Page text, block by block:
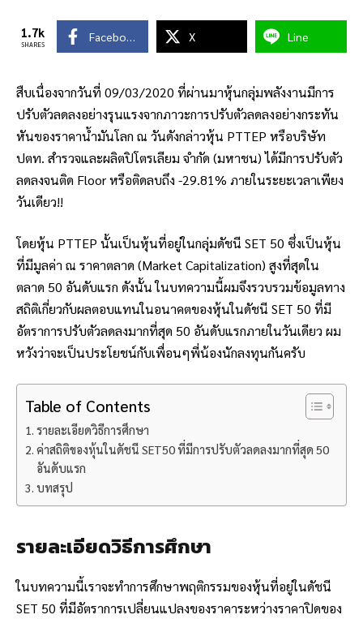
1.7k
SHARES
Facebook X Line
สืบเนื่องจากวันที่ 09/03/2020 ที่ผ่านมาหุ้นกลุ่มพลังงานมีการ
ปรับตัวลดลงอย่างรุนแรงจากภาวะการปรับตัวลดลงอย่างกระทัน
หันของราคาน้ำมันโลก ณ วันดังกล่าวหุ้น PTTEP หรือบริษัท
ปตท. สำรวจและผลิตปิโตรเลียม จำกัด (มหาชน) ได้มีการปรับตัว
ลดลงจนติด Floor หรือติดลบถึง -29.81% ภายในระยะเวลาเพียง
วันเดียว!!
โดยหุ้น PTTEP นั้นเป็นหุ้นที่อยู่ในกลุ่มดัชนี SET 50 ซึ่งเป็นหุ้น
ที่มีมูลค่า ณ ราคาตลาด (Market Capitalization) สูงที่สุดใน
ตลาด 50 อันดับแรก ดังนั้น ในบทความนี้ผมจึงรวบรวมข้อมูลทาง
สถิติเกี่ยวกับผลตอบแทนในอนาคตของหุ้นในดัชนี SET 50 ที่มี
อัตราการปรับตัวลดลงมากที่สุด 50 อันดับแรกภายในวันเดียว ผม
หวังว่าจะเป็นประโยชน์กับเพื่อนๆพี่น้องนักลงทุนกันครับ
Table of Contents
รายละเอียดวิธีการศึกษา
ค่าสถิติของหุ้นในดัชนี SET50 ที่มีการปรับตัวลดลงมากที่สุด 50
อันดับแรก
บทสรุป
รายละเอียดวิธีการศึกษา
ในบทความนี้เราจะทำการศึกษาพฤติกรรมของหุ้นที่อยู่ในดัชนี
SET 50 ที่มีอัตราการเปลี่ยนแปลงของราคาระหว่างราคาปิดของ